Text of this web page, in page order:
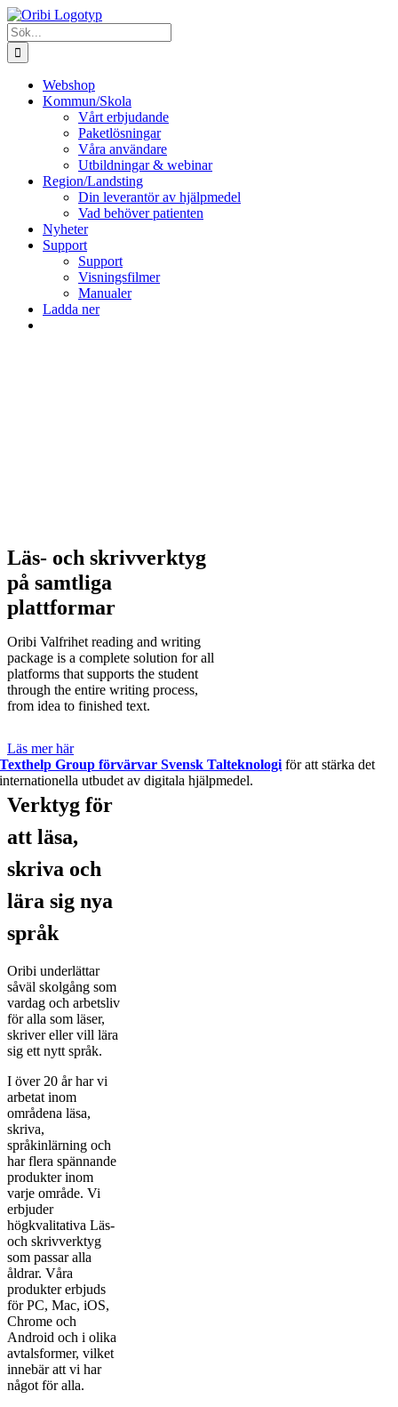
Fortsätt
till
innehållet
Sök
efter:
Webshop
Kommun/Skola
Vårt erbjudande
Paketlösningar
Våra användare
Utbildningar & webinar
Region/Landsting
Din leverantör av hjälpmedel
Vad behöver patienten
Nyheter
Support
Support
Visningsfilmer
Manualer
Ladda ner
Läs- och skrivverktyg
på samtliga
plattformar
Oribi Valfrihet reading and writing
package is a complete solution for all
platforms that supports the student
through the entire writing process,
from idea to finished text.
Läs mer här
Texthelp Group förvärvar Svensk Talteknologi för att stärka det
internationella utbudet av digitala hjälpmedel.
Verktyg för
att läsa,
skriva och
lära sig nya
språk
Oribi underlättar
såväl skolgång som
vardag och arbetsliv
för alla som läser,
skriver eller vill lära
sig ett nytt språk.
I över 20 år har vi
arbetat inom
områdena läsa,
skriva,
språkinlärning och
har flera spännande
produkter inom
varje område. Vi
erbjuder
högkvalitativa Läs-
och skrivverktyg
som passar alla
åldrar. Våra
produkter erbjuds
för PC, Mac, iOS,
Chrome och
Android och i olika
avtalsformer, vilket
innebär att vi har
något för alla.